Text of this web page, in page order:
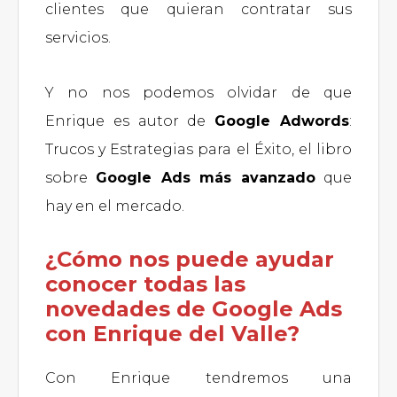
clientes que quieran contratar sus
servicios.
Y no nos podemos olvidar de que
Enrique es autor de Google Adwords:
Trucos y Estrategias para el Éxito, el libro
sobre Google Ads más avanzadoque
hay en el mercado.
¿Cómo nos puede ayudar
conocer todas las
novedades de Google Ads
con Enrique del Valle?
Con Enrique tendremos una